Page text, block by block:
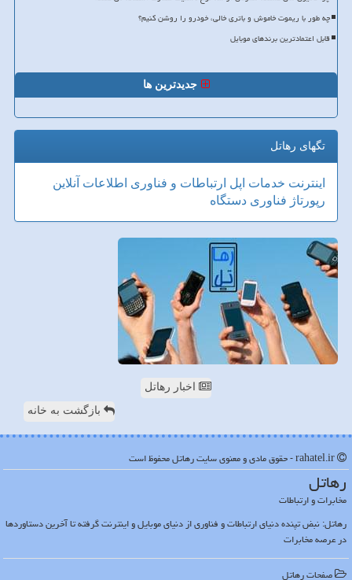
چه طور با ریموت خاموش و باتری خالی، خودرو را روشن کنیم؟
قابل اعتمادترین برندهای موبایل
جدیدترین ها
تگهای رهاتل
اینترنت خدمات اپل ارتباطات و فناوری اطلاعات آنلاین
رپورتاژ فناوری دستگاه
اخبار رهاتل
بازگشت به خانه
رهاتل
مخابرات و ارتباطات
رهاتل: نبض تپنده دنیای ارتباطات و فناوری از دنیای موبایل و اینترنت گرفته تا آخرین دستاوردها
در عرصه مخابرات
صفحات رهاتل